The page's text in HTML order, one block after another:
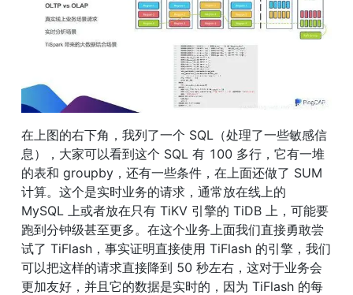
在上图的右下角，我列了一个 SQL（处理了一些敏感信
息），大家可以看到这个 SQL 有 100 多行，它有一堆
的表和 groupby，还有一些条件，在上面还做了 SUM
计算。这个是实时业务的请求，通常放在线上的
MySQL 上或者放在只有 TiKV 引擎的 TiDB 上，可能要
跑到分钟级甚至更多。在这个业务上面我们直接勇敢尝
试了 TiFlash，事实证明直接使用 TiFlash 的引擎，我们
可以把这样的请求直接降到 50 秒左右，这对于业务会
更加友好，并且它的数据是实时的，因为 TiFlash 的每